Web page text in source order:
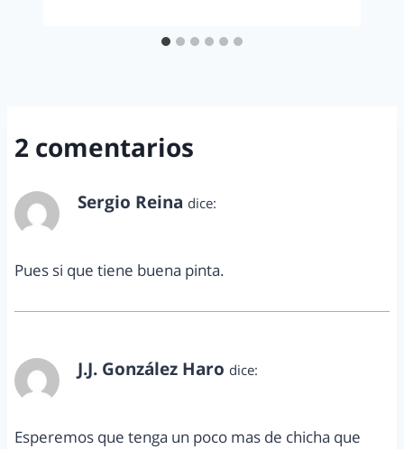
2 comentarios
Sergio Reina dice:
Pues si que tiene buena pinta.
J.J. González Haro dice:
Esperemos que tenga un poco mas de chicha que